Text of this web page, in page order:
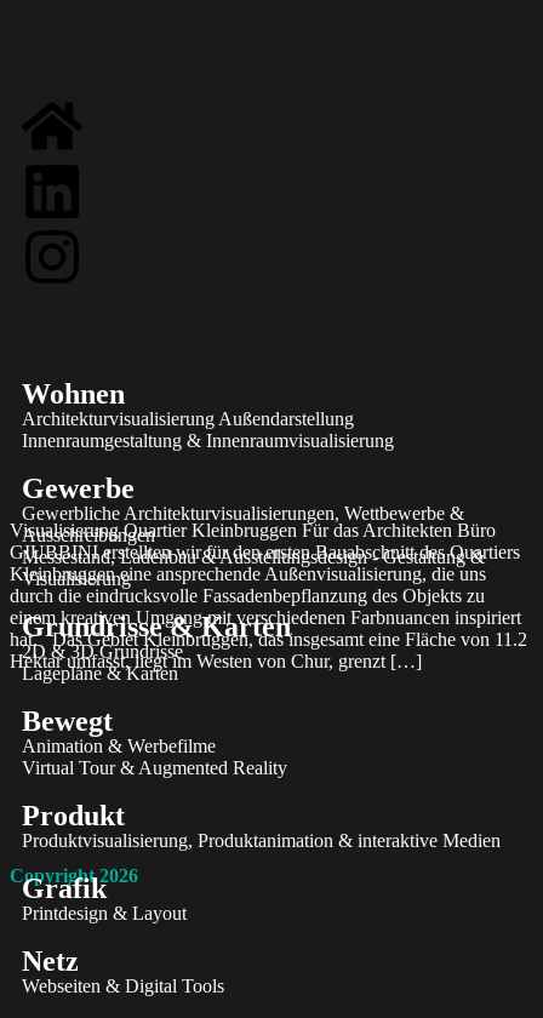
Wohnen
Architekturvisualisierung Außendarstellung
Innenraumgestaltung & Innenraumvisualisierung
Gewerbe
Gewerbliche Architekturvisualisierungen, Wettbewerbe &
Ausschreibungen
Messestand, Ladenbau & Ausstellungsdesign - Gestaltung &
Visualisierung
Grundrisse & Karten
2D & 3D Grundrisse
Lagepläne & Karten
Bewegt
Animation & Werbefilme
Virtual Tour & Augmented Reality
Produkt
Produktvisualisierung, Produktanimation & interaktive Medien
Grafik
Printdesign & Layout
Netz
Webseiten & Digital Tools
Visualisierung Quartier Kleinbruggen Für das Architekten Büro
GIUBBINI erstellten wir für den ersten Bauabschnitt des Quartiers
Kleinbruggen eine ansprechende Außenvisualisierung, die uns
durch die eindrucksvolle Fassadenbepflanzung des Objekts zu
einem kreativen Umgang mit verschiedenen Farbnuancen inspiriert
hat. Das Gebiet Kleinbruggen, das insgesamt eine Fläche von 11.2
Hektar umfasst, liegt im Westen von Chur, grenzt […]
Copyright 2026